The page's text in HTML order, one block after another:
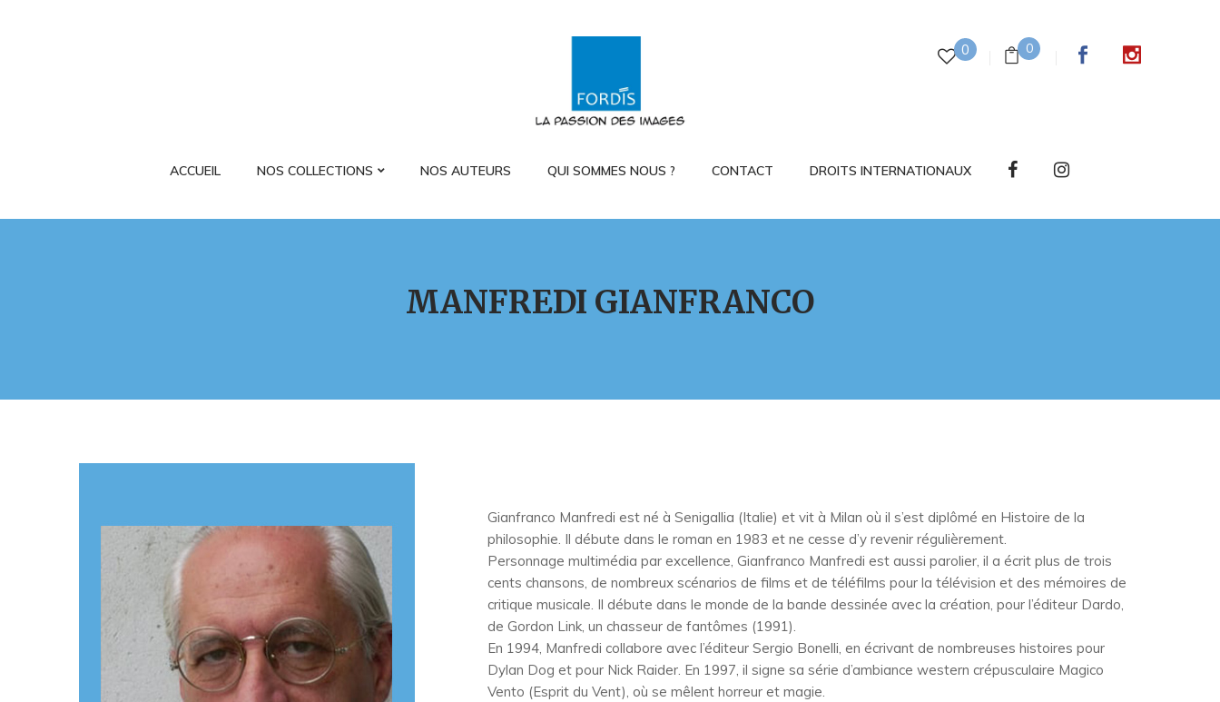
0 0
ACCUEIL NOS COLLECTIONS NOS AUTEURS QUI SOMMES NOUS ? CONTACT DROITS INTERNATIONAUX
MANFREDI GIANFRANCO
Gianfranco Manfredi est né à Senigallia (Italie) et vit à Milan où il s’est diplômé en Histoire de la
philosophie. Il débute dans le roman en 1983 et ne cesse d’y revenir régulièrement.
Personnage multimédia par excellence, Gianfranco Manfredi est aussi parolier, il a écrit plus de trois
cents chansons, de nombreux scénarios de films et de téléfilms pour la télévision et des mémoires de
critique musicale. Il débute dans le monde de la bande dessinée avec la création, pour l’éditeur Dardo,
de Gordon Link, un chasseur de fantômes (1991).
En 1994, Manfredi collabore avec l’éditeur Sergio Bonelli, en écrivant de nombreuses histoires pour
Dylan Dog et pour Nick Raider. En 1997, il signe sa série d’ambiance western crépusculaire Magico
Vento (Esprit du Vent), où se mêlent horreur et magie.